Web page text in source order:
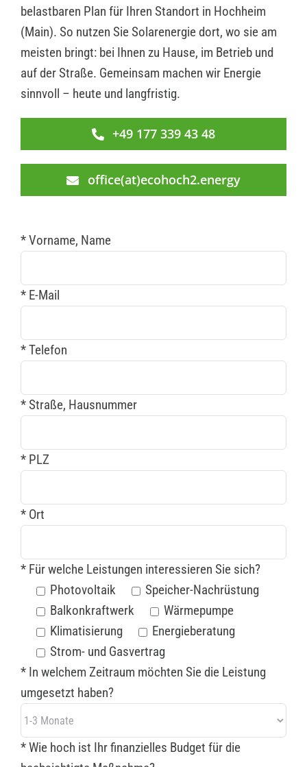
belastbaren Plan für Ihren Standort in Hochheim
(Main). So nutzen Sie Solarenergie dort, wo sie am
meisten bringt: bei Ihnen zu Hause, im Betrieb und
auf der Straße. Gemeinsam machen wir Energie
sinnvoll – heute und langfristig.
+49 177 339 43 48
office(at)ecohoch2.energy
* Vorname, Name
* E-Mail
* Telefon
* Straße, Hausnummer
* PLZ
* Ort
* Für welche Leistungen interessieren Sie sich?
Photovoltaik
Speicher-Nachrüstung
Balkonkraftwerk
Wärmepumpe
Klimatisierung
Energieberatung
Strom- und Gasvertrag
* In welchem Zeitraum möchten Sie die Leistung
umgesetzt haben?
* Wie hoch ist Ihr finanzielles Budget für die